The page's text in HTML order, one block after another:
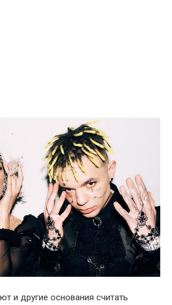
и другие основания считать